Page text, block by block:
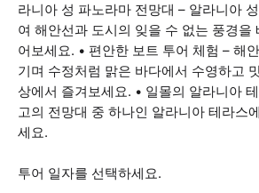
라니아 성 파노라마 전망대 – 알라니아
여 해안선과 도시의 잊을 수 없는 풍경을
어보세요. • 편안한 보트 투어 체험 – 해
기며 수정처럼 맑은 바다에서 수영하고
상에서 즐겨보세요. • 일몰의 알라니아
고의 전망대 중 하나인 알라니아 테라스
세요.
투어 일자를 선택하세요.